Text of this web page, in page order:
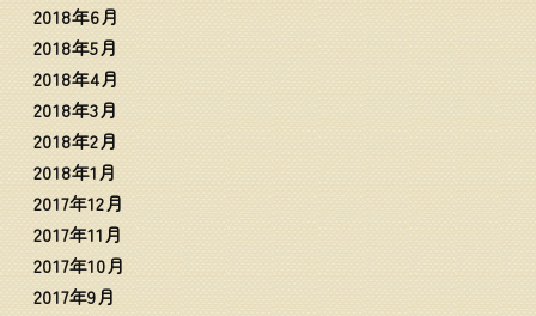
2018年6月
2018年5月
2018年4月
2018年3月
2018年2月
2018年1月
2017年12月
2017年11月
2017年10月
2017年9月